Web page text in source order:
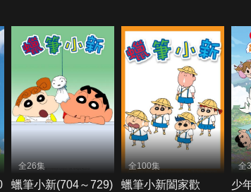
全26集
蠟筆小新(704～729)
全100集
蠟筆小新闔家歡
全
少